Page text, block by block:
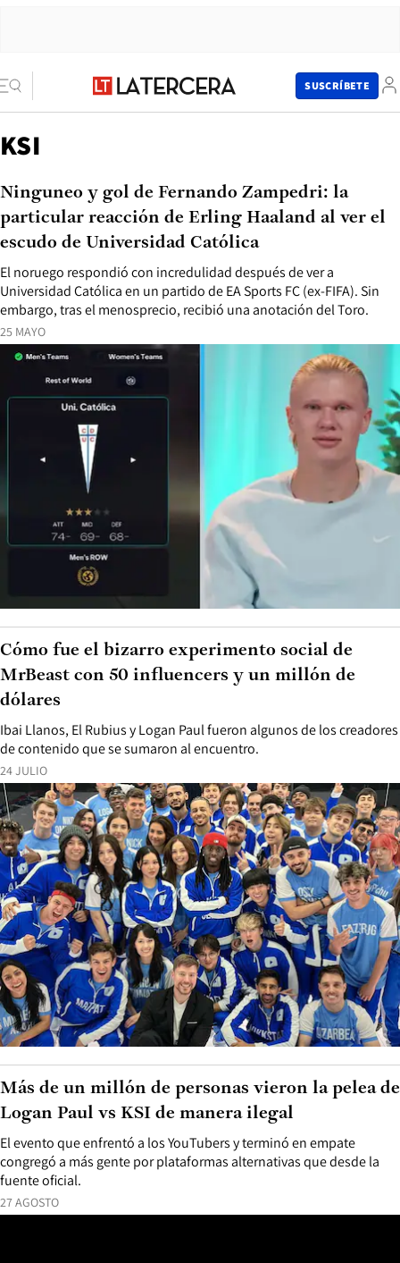
SUSCRÍBETE
KSI
25 MAYO
El noruego respondió con incredulidad después de ver a
Universidad Católica en un partido de EA Sports FC (ex-FIFA). Sin
embargo, tras el menosprecio, recibió una anotación del Toro.
Ninguneo y gol de Fernando Zampedri: la
particular reacción de Erling Haaland al ver el
escudo de Universidad Católica
24 JULIO
Ibai Llanos, El Rubius y Logan Paul fueron algunos de los creadores
de contenido que se sumaron al encuentro.
Cómo fue el bizarro experimento social de
MrBeast con 50 influencers y un millón de
dólares
27 AGOSTO
El evento que enfrentó a los YouTubers y terminó en empate
congregó a más gente por plataformas alternativas que desde la
fuente oficial.
Más de un millón de personas vieron la pelea de
Logan Paul vs KSI de manera ilegal